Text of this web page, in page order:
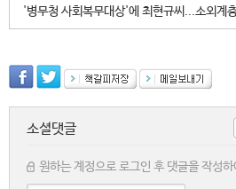
'병무청 사회복무대상'에 최현규씨...소외계
소셜댓글
원하는 계정으로 로그인 후 댓글을 작성